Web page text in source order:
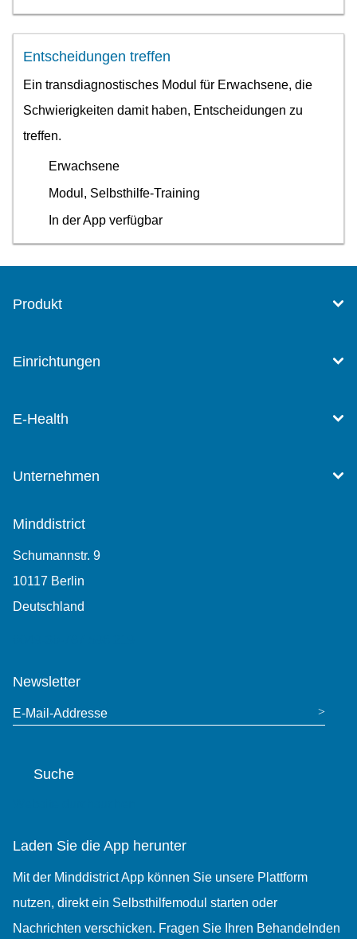
Entscheidungen treffen
Ein transdiagnostisches Modul für Erwachsene, die
Schwierigkeiten damit haben, Entscheidungen zu
treffen.
Erwachsene
Modul, Selbsthilfe-Training
In der App verfügbar
Produkt
Einrichtungen
E-Health
Unternehmen
Minddistrict
Schumannstr. 9
10117 Berlin
Deutschland
Newsletter
E-Mail-Addresse
Suche
Laden Sie die App herunter
Mit der Minddistrict App können Sie unsere Plattform
nutzen, direkt ein Selbsthilfemodul starten oder
Nachrichten verschicken. Fragen Sie Ihren Behandelnden